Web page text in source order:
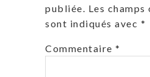
publiée. Les
sont indiqués avec *
Commentaire *